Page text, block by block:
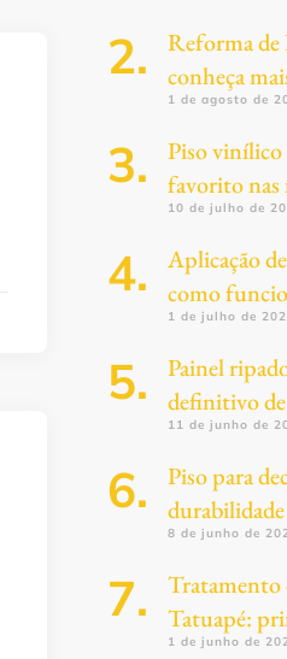
Reforma
conheça
1 de agosto de
Piso vinílico
favorito nas
10 de julho de
Aplicação
como
1 de julho de
Painel
definitivo
11 de junho de
Piso para
durabilidade
8 de junho de
Tratamento
Tatuapé:
1 de junho de